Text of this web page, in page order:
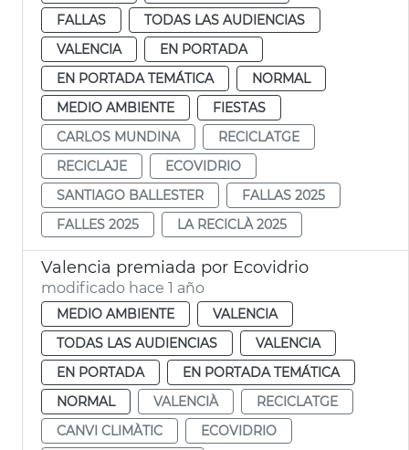
FALLAS
TODAS LAS AUDIENCIAS
VALENCIA
EN PORTADA
EN PORTADA TEMÁTICA
NORMAL
MEDIO AMBIENTE
FIESTAS
CARLOS MUNDINA
RECICLATGE
RECICLAJE
ECOVIDRIO
SANTIAGO BALLESTER
FALLAS 2025
FALLES 2025
LA RECICLÀ 2025
Valencia premiada por Ecovidrio
modificado hace 1 año
MEDIO AMBIENTE
VALENCIA
TODAS LAS AUDIENCIAS
VALENCIA
EN PORTADA
EN PORTADA TEMÁTICA
NORMAL
VALENCIÀ
RECICLATGE
CANVI CLIMÀTIC
ECOVIDRIO